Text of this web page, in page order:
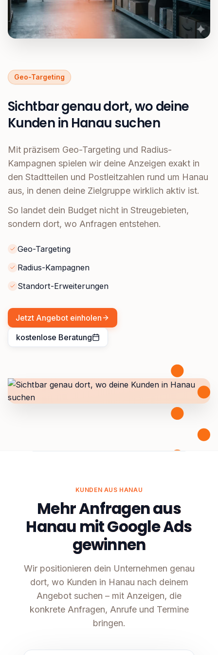
Geo-Targeting
Sichtbar genau dort, wo deine
Kunden in Hanau suchen
Mit präzisem Geo-Targeting und Radius-
Kampagnen spielen wir deine Anzeigen exakt in
den Stadtteilen und Postleitzahlen rund um Hanau
aus, in denen deine Zielgruppe wirklich aktiv ist.
So landet dein Budget nicht in Streugebieten,
sondern dort, wo Anfragen entstehen.
Geo-Targeting
Radius-Kampagnen
Standort-Erweiterungen
Jetzt Angebot einholen
kostenlose Beratung
KUNDEN AUS HANAU
Mehr Anfragen aus
Hanau mit Google Ads
gewinnen
Wir positionieren dein Unternehmen genau
dort, wo Kunden in Hanau nach deinem
Angebot suchen – mit Anzeigen, die
konkrete Anfragen, Anrufe und Termine
bringen.